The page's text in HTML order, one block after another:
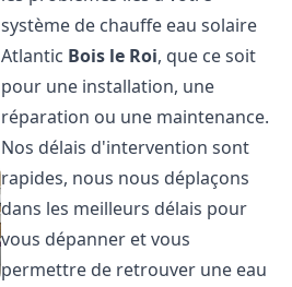
système de chauffe eau solaire
Atlantic Bois le Roi, que ce soit
pour une installation, une
réparation ou une maintenance.
Nos délais d'intervention sont
rapides, nous nous déplaçons
dans les meilleurs délais pour
vous dépanner et vous
permettre de retrouver une eau